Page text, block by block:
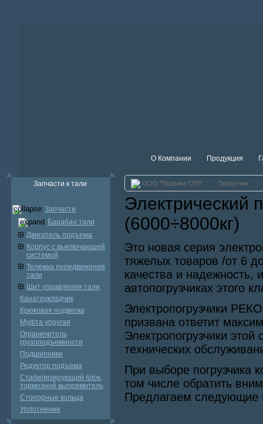
О Компании Продукция
Запчасти к тали
Запчасти
Барабан тали
Двигатель подъема
Корпус с выключающей
системой
Тележка передвижения
тали
Щит управления тали
Канатоукладчик
Крюковая подвеска
Муфта упругая
Ограничитель
грузоподъемности
Подшипники
Редуктор подъема
Стабилизирующий блок,
тормозной выпрямитель
Стопорные кольца
Уплотнение
ООО "Подъем СПб" Погрузчик
Электрический
(6000÷8000кг)
Это новая серия
тяжелых товаров /от 6
качества и надежность,
автопогрузчиках этого
Электропогрузчики
призвана ответит
Электропогрузчики
технических
При выборе погрузчика
том числе обратить
Предлагаем следующие